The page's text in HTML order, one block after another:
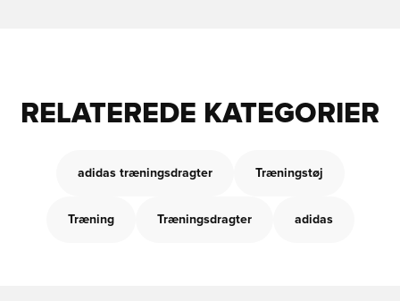
RELATEREDE KATEGORIER
adidas træningsdragter Træningstøj
Træning Træningsdragter adidas